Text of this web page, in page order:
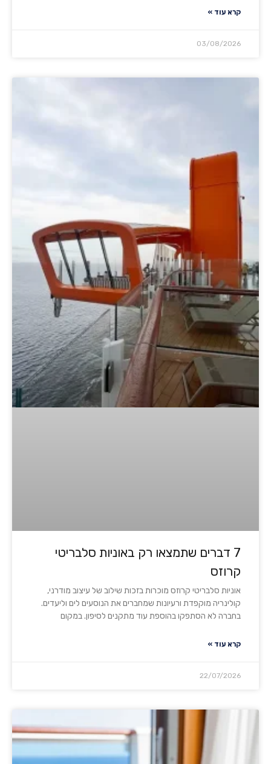
קרא עוד »
03/08/2026
7 דברים שתמצאו רק באוניות סלבריטי
קרוזס
אוניות סלבריטי קרוזס מוכרות בזכות שילוב של עיצוב מודרני,
קולינריה מוקפדת ורעיונות שמחברים את הנוסעים לים וליעדים.
בחברה לא הסתפקו בהוספת עוד מתקנים לסיפון. במקום
קרא עוד »
22/07/2026